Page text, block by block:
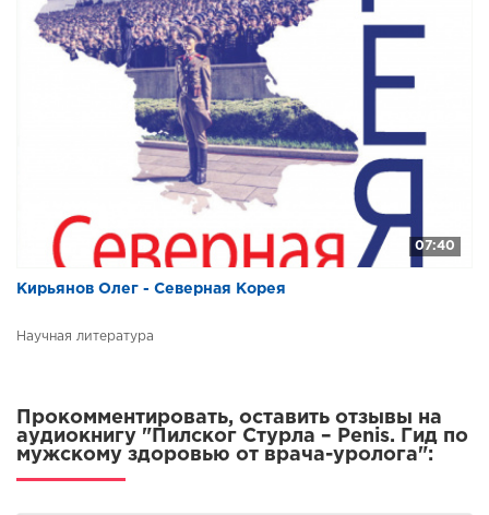
07:40
Кирьянов Олег - Северная Корея
Научная литература
Прокомментировать, оставить отзывы на
аудиокнигу "Пилског Стурла – Penis. Гид по
мужскому здоровью от врача-уролога":